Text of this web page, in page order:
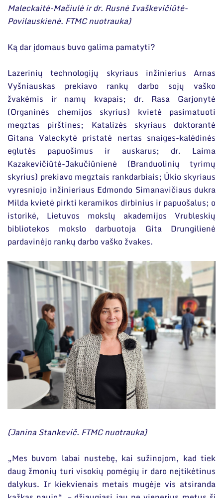
Maleckaitė-Mačiulė ir dr. Rusnė Ivaškevičiūtė-
Povilauskienė. FTMC nuotrauka)
Ką dar įdomaus buvo galima pamatyti?
Lazerinių technologijų skyriaus inžinierius Arnas
Vyšniauskas prekiavo rankų darbo sojų vaško
žvakėmis ir namų kvapais; dr. Rasa Garjonytė
(Organinės chemijos skyrius) kvietė pasimatuoti
megztas pirštines; Katalizės skyriaus doktorantė
Gitana Valeckytė pristatė nertas snaiges-kalėdinės
eglutės papuošimus ir auskarus; dr. Laima
Kazakevičiūtė-Jakučiūnienė (Branduolinių tyrimų
skyrius) prekiavo megztais rankdarbiais; Ūkio skyriaus
vyresniojo inžinieriaus Edmondo Simanavičiaus dukra
Milda kvietė pirkti keramikos dirbinius ir papuošalus; o
istorikė, Lietuvos mokslų akademijos Vrubleskių
bibliotekos mokslo darbuotoja Gita Drungilienė
pardavinėjo rankų darbo vaško žvakes.
(Janina Stankevič. FTMC nuotrauka)
„Mes buvom labai nustebę, kai sužinojom, kad tiek
daug žmonių turi visokių pomėgių ir daro neįtikėtinus
dalykus. Ir kiekvienais metais mugėje vis atsiranda